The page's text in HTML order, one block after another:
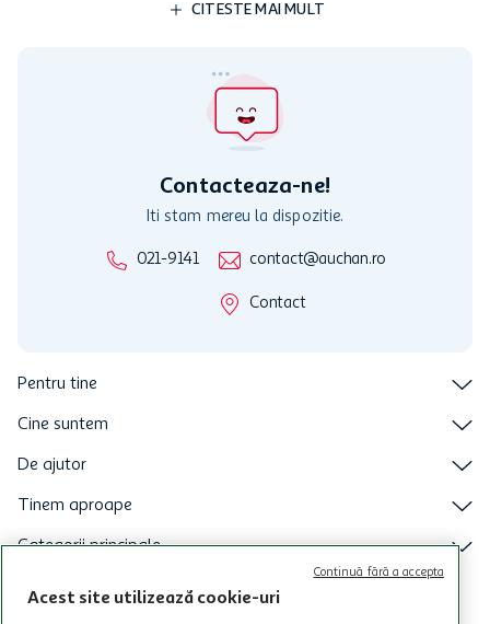
limita a 12 unitati / card client o singura data in perioada promotiei.
activitati in afara celor mentionate in Termene si Conditii. Auchan
nu raspunde pentru imposibilitatea utilizarii Cardului in perioada in
care aceste este suspendat sau in perioada in care sunt efectuate
CITESTE MAI MULT
Contacteaza-ne!
Iti stam mereu la dispozitie.
021-9141 contact@auchan.ro
Contact
Pentru tine
Cine suntem
De ajutor
Tinem aproape
Categorii principale
Intra acum in aplicatia Auchan
Acest site utilizează cookie-uri
Continuă fără a accepta